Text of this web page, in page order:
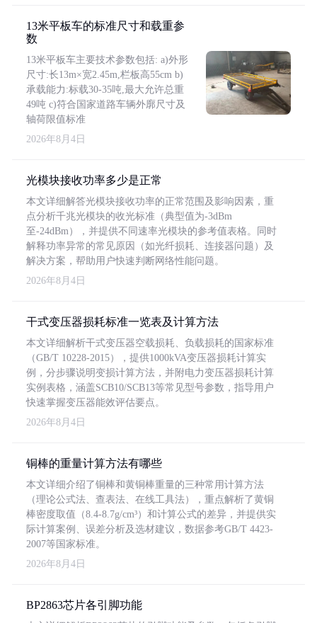
13米平板车的标准尺寸和载重参
数
13米平板车主要技术参数包括: a)外形
尺寸:长13m×宽2.45m,栏板高55cm b)
承载能力:标载30-35吨,最大允许总重
49吨 c)符合国家道路车辆外廓尺寸及
轴荷限值标准
2026年8月4日
光模块接收功率多少是正常
本文详细解答光模块接收功率的正常范围及影响因素，重
点分析千兆光模块的收光标准（典型值为-3dBm
至-24dBm），并提供不同速率光模块的参考值表格。同时
解释功率异常的常见原因（如光纤损耗、连接器问题）及
解决方案，帮助用户快速判断网络性能问题。
2026年8月4日
干式变压器损耗标准一览表及计算方法
本文详细解析干式变压器空载损耗、负载损耗的国家标准
（GB/T 10228-2015），提供1000kVA变压器损耗计算实
例，分步骤说明变损计算方法，并附电力变压器损耗计算
实例表格，涵盖SCB10/SCB13等常见型号参数，指导用户
快速掌握变压器能效评估要点。
2026年8月4日
铜棒的重量计算方法有哪些
本文详细介绍了铜棒和黄铜棒重量的三种常用计算方法
（理论公式法、查表法、在线工具法），重点解析了黄铜
棒密度取值（8.4-8.7g/cm³）和计算公式的差异，并提供实
际计算案例、误差分析及选材建议，数据参考GB/T 4423-
2007等国家标准。
2026年8月4日
BP2863芯片各引脚功能